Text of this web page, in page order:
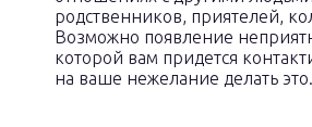
родственников, приятелей,
Возможно появление
которой вам придется
на ваше нежелание делать это.